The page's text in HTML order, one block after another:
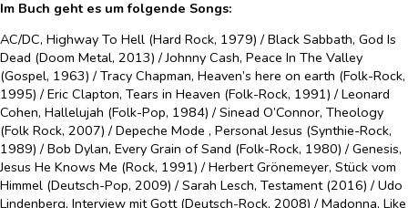
Im Buch geht es um folgende Songs:
AC/DC, Highway To Hell (Hard Rock, 1979) / Black Sabbath, God Is
Dead (Doom Metal, 2013) / Johnny Cash, Peace In The Valley
(Gospel, 1963) / Tracy Chapman, Heaven’s here on earth (Folk-Rock,
1995) / Eric Clapton, Tears in Heaven (Folk-Rock, 1991) / Leonard
Cohen, Hallelujah (Folk-Pop, 1984) / Sinead O’Connor, Theology
(Folk Rock, 2007) / Depeche Mode , Personal Jesus (Synthie-Rock,
1989) / Bob Dylan, Every Grain of Sand (Folk-Rock, 1980) / Genesis,
Jesus He Knows Me (Rock, 1991) / Herbert Grönemeyer, Stück vom
Himmel (Deutsch-Pop, 2009) / Sarah Lesch, Testament (2016) / Udo
Lindenberg, Interview mit Gott (Deutsch-Rock, 2008) / Madonna, Like